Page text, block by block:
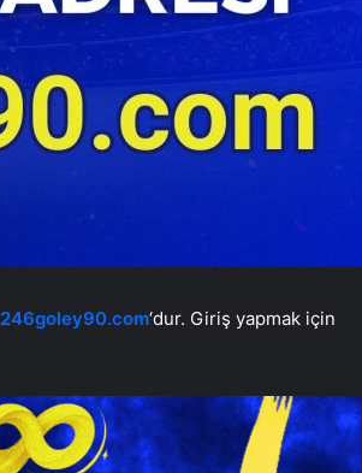
246goley90.com‘dur. Giriş yapmak için